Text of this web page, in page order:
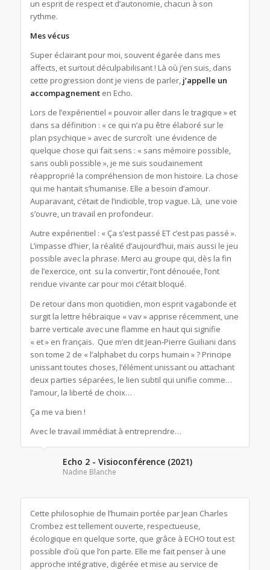
un esprit de respect et d’autonomie, chacun à son
rythme.
Mes vécus
Super éclairant pour moi, souvent égarée dans mes
affects, et surtout déculpabilisant ! Là où j’en suis, dans
cette progression dont je viens de parler, j’appelle un
accompagnementen Echo.
Lors de l’expérientiel « pouvoir aller dans le tragique » et
dans sa définition : « ce qui n’a pu être élaboré sur le
plan psychique » avec de surcroît une évidence de
quelque chose qui fait sens : « sans mémoire possible,
sans oubli possible », je me suis soudainement
réapproprié la compréhension de mon histoire. La chose
qui me hantait s’humanise. Elle a besoin d’amour.
Auparavant, c’était de l’indicible, trop vague. Là, une voie
s’ouvre, un travail en profondeur.
Autre expérientiel : « Ça s’est passé ET c’est pas passé ».
L’impasse d’hier, la réalité d’aujourd’hui, mais aussi le jeu
possible avec la phrase. Merci au groupe qui, dès la fin
de l’exercice, ont su la convertir, l’ont dénouée, l’ont
rendue vivante car pour moi c’était bloqué.
De retour dans mon quotidien, mon esprit vagabonde et
surgit la lettre hébraïque « vav » apprise récemment, une
barre verticale avec une flamme en haut qui signifie
« et » en français. Que m’en dit Jean-Pierre Guiliani dans
son tome 2 de « l’alphabet du corps humain » ? Principe
unissant toutes choses, l’élément unissant ou attachant
deux parties séparées, le lien subtil qui unifie comme…
l’amour, la liberté de choix…
Ça me va bien !
Avec le travail immédiat à entreprendre…
Echo 2 - Visioconférence (2021)
Nadine Blanche
Cette philosophie de l’humain portée par Jean Charles
Crombez est tellement ouverte, respectueuse,
écologique en quelque sorte, que grâce à ECHO tout est
possible d’où que l’on parte. Elle me fait penser à une
approche intégrative, digérée et mise au service de